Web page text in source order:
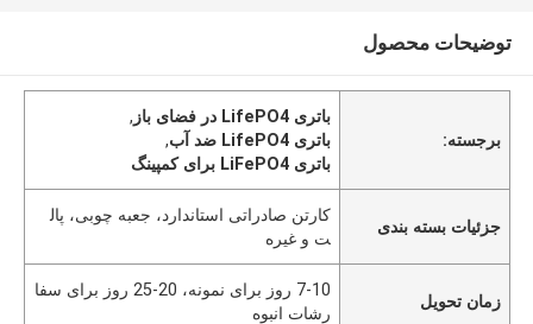
توضیحات محصول
برجسته:
باتری LifePO4 در فضای باز
,
باتری LifePO4 ضد آب
,
باتری LiFePO4 برای کمپینگ
جزئیات بسته بندی
کارتن صادراتی استاندارد، جعبه چوبی، پال
ت و غیره
زمان تحویل
7-10 روز برای نمونه، 20-25 روز برای سفا
رشات انبوه